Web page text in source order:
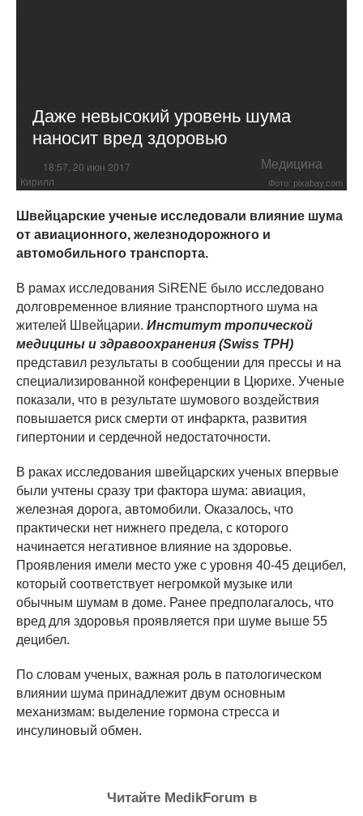
Даже невысокий уровень шума
наносит вред здоровью
18:57, 20 июн 2017 Медицина
Кирилл Фото: pixabay.com
Швейцарские ученые исследовали влияние шума
от авиационного, железнодорожного и
автомобильного транспорта.
В рамах исследования SiRENE было исследовано
долговременное влияние транспортного шума на
жителей Швейцарии. Институт тропической
медицины и здравоохранения (Swiss TPH)
представил результаты в сообщении для прессы и на
специализированной конференции в Цюрихе. Ученые
показали, что в результате шумового воздействия
повышается риск смерти от инфаркта, развития
гипертонии и сердечной недостаточности.
В раках исследования швейцарских ученых впервые
были учтены сразу три фактора шума: авиация,
железная дорога, автомобили. Оказалось, что
практически нет нижнего предела, с которого
начинается негативное влияние на здоровье.
Проявления имели место уже с уровня 40-45 децибел,
который соответствует негромкой музыке или
обычным шумам в доме. Ранее предполагалось, что
вред для здоровья проявляется при шуме выше 55
децибел.
По словам ученых, важная роль в патологическом
влиянии шума принадлежит двум основным
механизмам: выделение гормона стресса и
инсулиновый обмен.
Читайте MedikForum в